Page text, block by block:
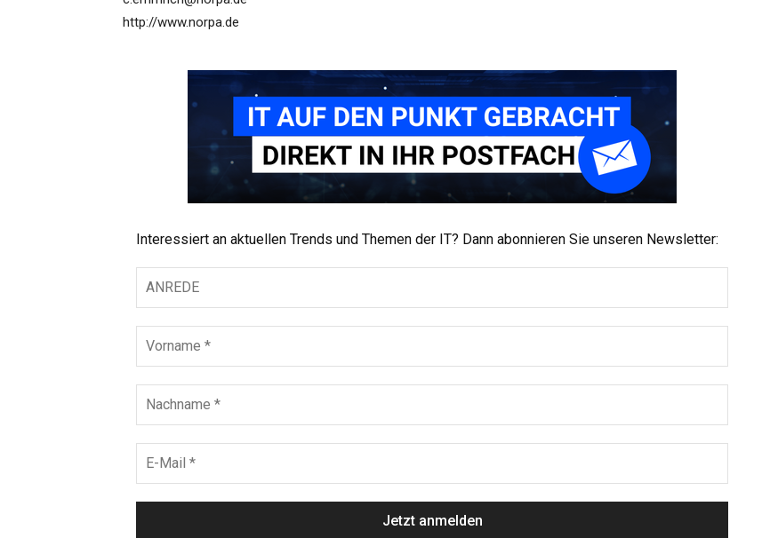
http://www.norpa.de
Interessiert an aktuellen Trends und Themen der IT? Dann abonnieren Sie unseren Newsletter: